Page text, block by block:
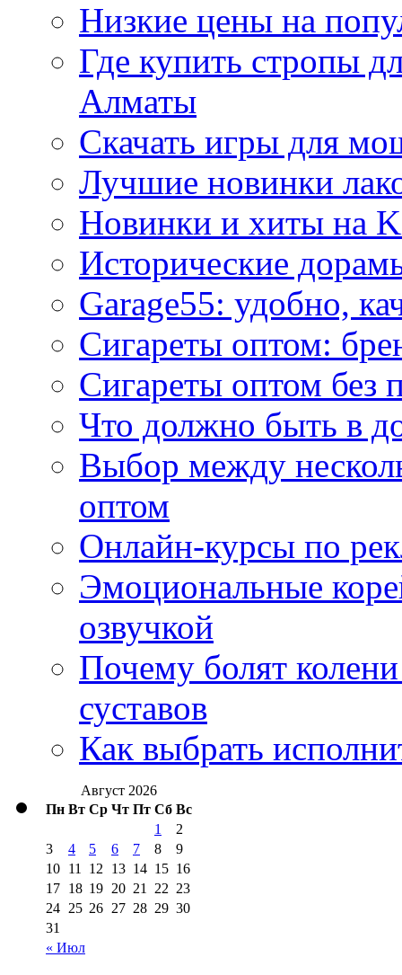
Низкие цены на
Где купить стропы
Алматы
Скачать игры для
Лучшие новинки
Новинки и хиты на
Исторические
Garage55: удобно,
Сигареты оптом:
Сигареты оптом без
Что должно быть в
Выбор между
оптом
Онлайн-курсы по
Эмоциональные
озвучкой
Почему болят
суставов
Как выбрать
Август 2026
Пн Вт Ср Чт Пт Сб Вс
« Июл
1
2
3
4 5 6 7 8
9
10 11 12 13 14 15 16
17 18 19 20 21 22 23
24 25 26 27 28 29 30
31